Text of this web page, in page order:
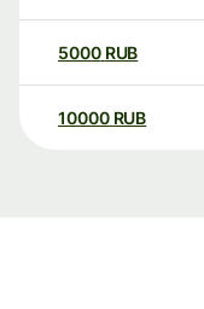
5000 RUB
10000 RUB